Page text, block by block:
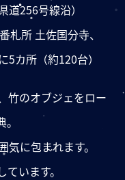
道256号線沿）
札所 土佐国分寺、
5カ所（約120台）
竹のオブジェをロー
に包まれます。
います。